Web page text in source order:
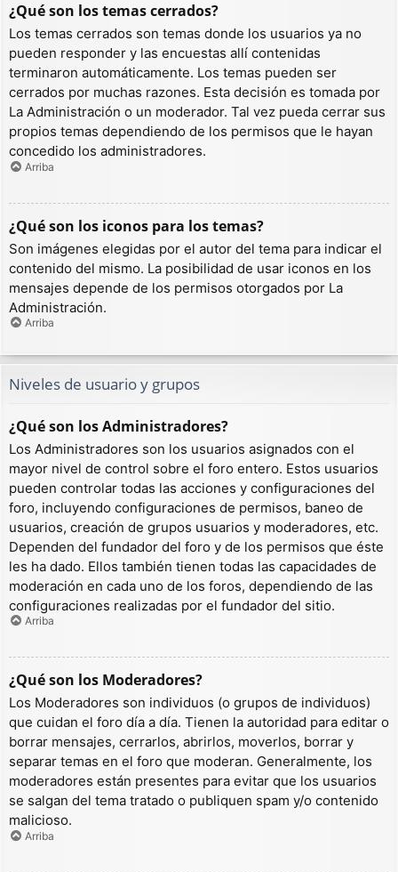
¿Qué son los temas cerrados?
Los temas cerrados son temas donde los usuarios ya no
pueden responder y las encuestas allí contenidas
terminaron automáticamente. Los temas pueden ser
cerrados por muchas razones. Esta decisión es tomada por
La Administración o un moderador. Tal vez pueda cerrar sus
propios temas dependiendo de los permisos que le hayan
concedido los administradores.
Arriba
¿Qué son los iconos para los temas?
Son imágenes elegidas por el autor del tema para indicar el
contenido del mismo. La posibilidad de usar iconos en los
mensajes depende de los permisos otorgados por La
Administración.
Arriba
Niveles de usuario y grupos
¿Qué son los Administradores?
Los Administradores son los usuarios asignados con el
mayor nivel de control sobre el foro entero. Estos usuarios
pueden controlar todas las acciones y configuraciones del
foro, incluyendo configuraciones de permisos, baneo de
usuarios, creación de grupos usuarios y moderadores, etc.
Dependen del fundador del foro y de los permisos que éste
les ha dado. Ellos también tienen todas las capacidades de
moderación en cada uno de los foros, dependiendo de las
configuraciones realizadas por el fundador del sitio.
Arriba
¿Qué son los Moderadores?
Los Moderadores son individuos (o grupos de individuos)
que cuidan el foro día a día. Tienen la autoridad para editar o
borrar mensajes, cerrarlos, abrirlos, moverlos, borrar y
separar temas en el foro que moderan. Generalmente, los
moderadores están presentes para evitar que los usuarios
se salgan del tema tratado o publiquen spam y/o contenido
malicioso.
Arriba